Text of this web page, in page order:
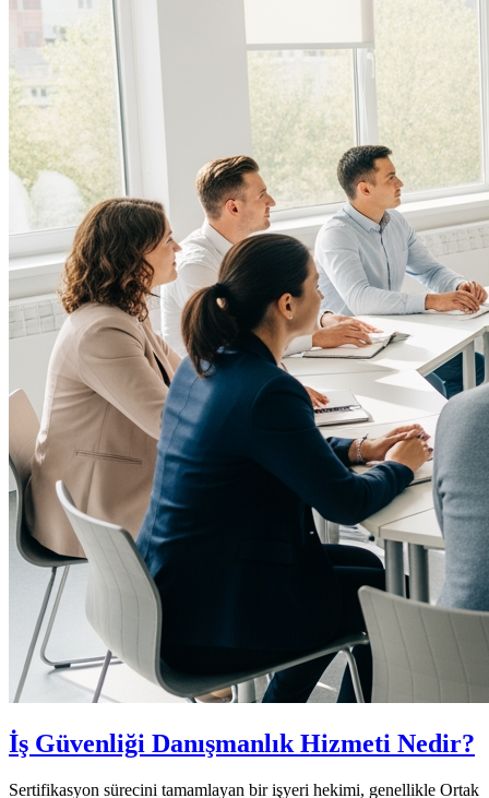
İş Güvenliği Danışmanlık Hizmeti Nedir?
Sertifikasyon sürecini tamamlayan bir işyeri hekimi, genellikle Ortak